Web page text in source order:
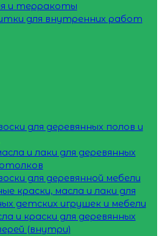
и терракоты
для внутренних работ
для деревянных полов и
и лаки для деревянных
для деревянной мебели
краски, масла и лаки для
детских игрушек и мебели
и краски для деревянных
(внутри)